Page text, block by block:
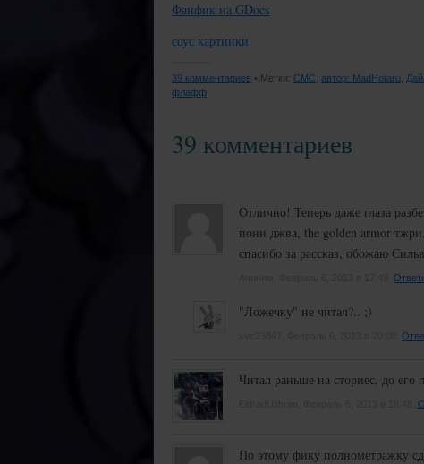
Фанфик на GDocs
соус картинки
39 комментариев • Метки: CMC автор: MadHotaru
флафф
39 комментариев
Отлично! Теперь даже глаза
пони джва, the golden armor
спасибо за рассказ, обожаю
"Ложечку" не читал?.. ;)
Читал раньше на сториес, до его
По этому фику полнометражку